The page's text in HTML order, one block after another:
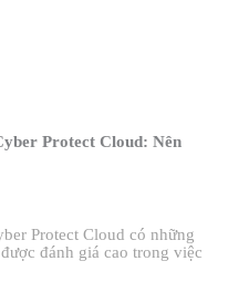
Protect Cloud: Nên
Protect Cloud có những
đánh giá cao trong việc